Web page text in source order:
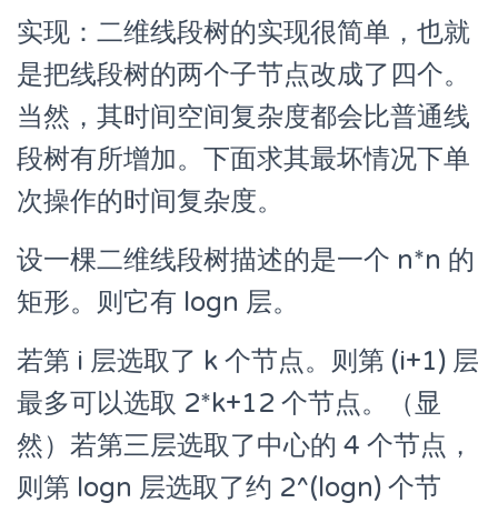
实现：二维线段树的实现很简单，也就
是把线段树的两个子节点改成了四个。
当然，其时间空间复杂度都会比普通线
段树有所增加。下面求其最坏情况下单
次操作的时间复杂度。
设一棵二维线段树描述的是一个 n*n 的
矩形。则它有 logn 层。
若第 i 层选取了 k 个节点。则第 (i+1) 层
最多可以选取 2*k+12 个节点。（显
然）若第三层选取了中心的 4 个节点，
则第 logn 层选取了约 2^(logn) 个节